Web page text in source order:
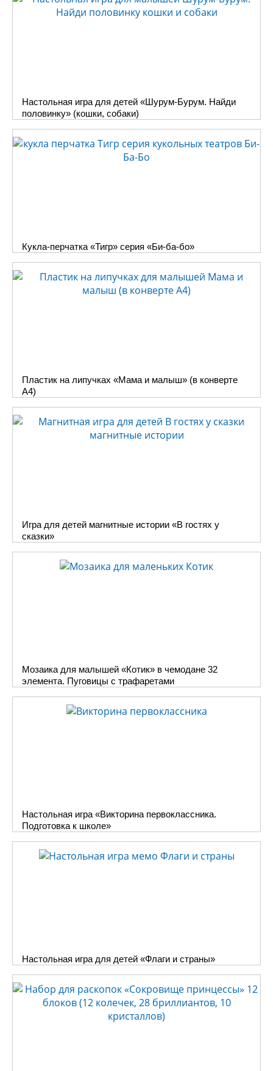
Настольная игра для детей «Шурум-Бурум. Найди
половинку» (кошки, собаки)
Кукла-перчатка «Тигр» серия «Би-ба-бо»
Пластик на липучках «Мама и малыш» (в конверте
A4)
Игра для детей магнитные истории «В гостях у
сказки»
Мозаика для малышей «Котик» в чемодане 32
элемента. Пуговицы с трафаретами
Настольная игра «Викторина первоклассника.
Подготовка к школе»
Настольная игра для детей «Флаги и страны»